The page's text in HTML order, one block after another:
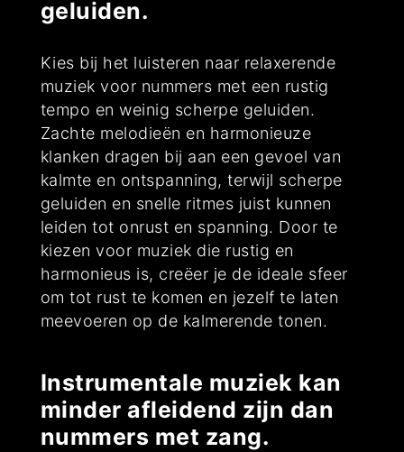
geluiden.
Kies bij het luisteren naar relaxerende
muziek voor nummers met een rustig
tempo en weinig scherpe geluiden.
Zachte melodieën en harmonieuze
klanken dragen bij aan een gevoel van
kalmte en ontspanning, terwijl scherpe
geluiden en snelle ritmes juist kunnen
leiden tot onrust en spanning. Door te
kiezen voor muziek die rustig en
harmonieus is, creëer je de ideale sfeer
om tot rust te komen en jezelf te laten
meevoeren op de kalmerende tonen.
Instrumentale muziek kan
minder afleidend zijn dan
nummers met zang.